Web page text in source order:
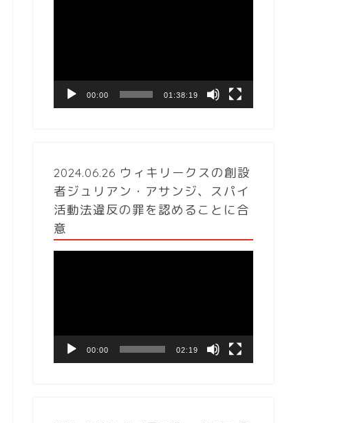
ヤ
00:00 01:38:19
2024.06.26 ウィキリークスの創設
者ジュリアン・アサンジ、スパイ
活動法違反の罪を認めることに合
意
ヤ
00:00 02:19